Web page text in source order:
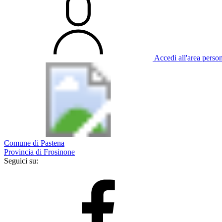
Accedi all'area
Comune di Pastena
Provincia di Frosinone
Seguici su: